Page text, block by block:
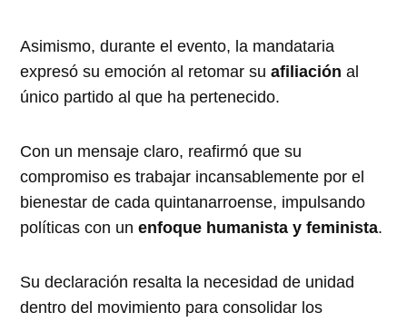
Asimismo, durante el evento, la mandataria
expresó su emoción al retomar su afiliación al
único partido al que ha pertenecido.
Con un mensaje claro, reafirmó que su
compromiso es trabajar incansablemente por el
bienestar de cada quintanarroense, impulsando
políticas con un enfoque humanista y feminista.
Su declaración resalta la necesidad de unidad
dentro del movimiento para consolidar los